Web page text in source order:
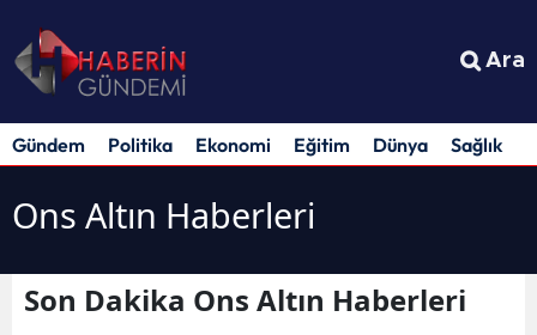
Ara
Gündem Politika Ekonomi Eğitim Dünya Sağlık
Ons Altın Haberleri
Son Dakika Ons Altın Haberleri